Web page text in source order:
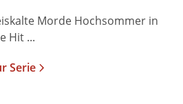
Morde Hochsommer in
Hit ...
Serie